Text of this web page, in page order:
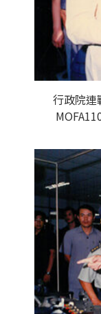
行政院連